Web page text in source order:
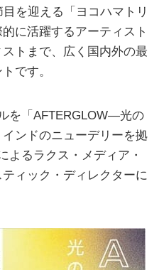
を迎える「ヨコハマトリ
に活躍するアーティスト
トまで、広く国内外の最
です。
を「AFTERGLOW―光の
ンドのニューデリーを拠
よるラクス・メディア・
ィック・ディレクターに